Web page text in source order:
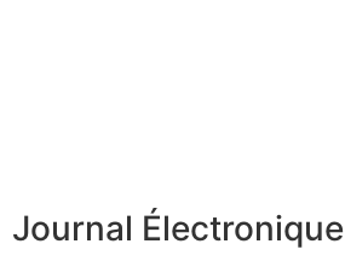
Journal Électronique